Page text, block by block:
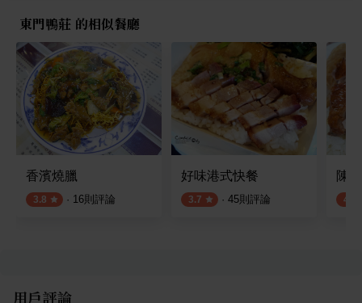
東門鴨莊 的相似餐廳
香濱燒臘
3.8 · 16則評論
好味港式快餐
3.7 · 45則評論
陳
4.2
用戶評論